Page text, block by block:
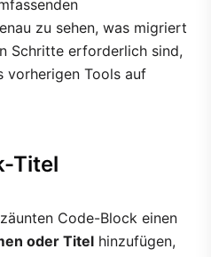
zu sehen, was migriert
Schritte erforderlich sind,
vorherigen Tools auf
Titel
Code-Block einen
oder Titel hinzufügen,